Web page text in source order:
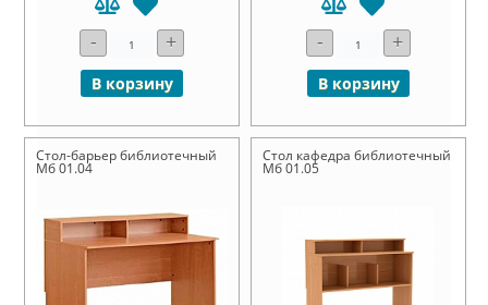
- +
В корзину
- +
В корзину
Стол-барьер библиотечный
Мб 01.04
Стол кафедра библиотечный
Мб 01.05